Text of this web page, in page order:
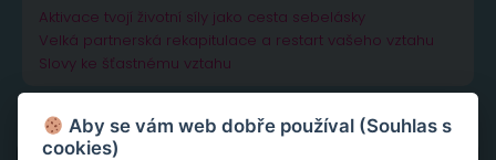
Aktivace tvojí životní síly jako cesta sebelásky
Velká partnerská rekapitulace a restart vašeho vztahu
Slovy ke šťastnému vztahu
Aby se vám web dobře používal (Souhlas s
cookies)